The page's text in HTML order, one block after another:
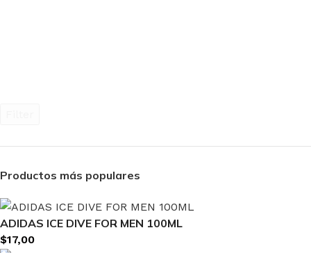
Productos más populares
ADIDAS ICE DIVE FOR MEN 100ML
$17,00